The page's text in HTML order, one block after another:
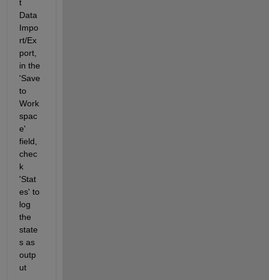
t
Data
Impo
rt/Ex
port,
in the
'Save
to
Work
spac
e'
field,
chec
k
'Stat
es' to
log
the
state
s as
outp
ut